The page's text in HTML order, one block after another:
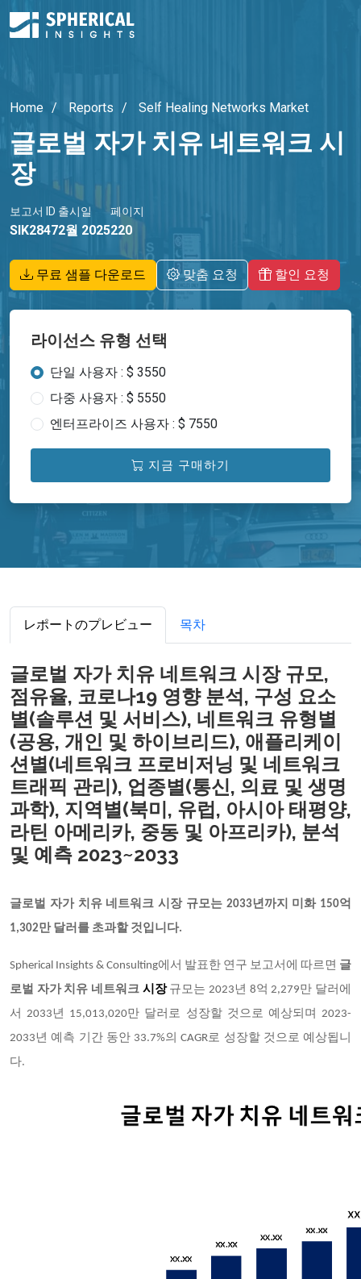
Home Reports Self Healing Networks Market
글로벌 자가 치유 네트워크 시
장
보고서 ID
SIK2847
출시일
2월 2025
페이지
220
무료 샘플 다운로드 맞춤 요청 할인 요청
라이선스 유형 선택
단일 사용자 : $ 3550
다중 사용자 : $ 5550
엔터프라이즈 사용자 : $ 7550
지금 구매하기
レポートのプレビュー 목차
글로벌 자가 치유 네트워크 시장 규모,
점유율, 코로나19 영향 분석, 구성 요소
별(솔루션 및 서비스), 네트워크 유형별
(공용, 개인 및 하이브리드), 애플리케이
션별(네트워크 프로비저닝 및 네트워크
트래픽 관리), 업종별(통신, 의료 및 생명
과학), 지역별(북미, 유럽, 아시아 태평양,
라틴 아메리카, 중동 및 아프리카), 분석
및 예측 2023~2033
글로벌 자가 치유 네트워크 시장 규모는 2033년까지 미화 150억
1,302만 달러를 초과할 것입니다.
Spherical Insights & Consulting에서 발표한 연구 보고서에 따르면 글
로벌 자가 치유 네트워크 시장 규모는 2023년 8억 2,279만 달러에
서 2033년 15,013,020만 달러로 성장할 것으로 예상되며 2023-
2033년 예측 기간 동안 33.7%의 CAGR로 성장할 것으로 예상됩니
다.